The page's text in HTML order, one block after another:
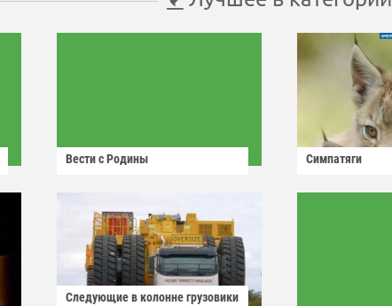
Вести с Родины Симпатяги
Следующие в колонне грузовики